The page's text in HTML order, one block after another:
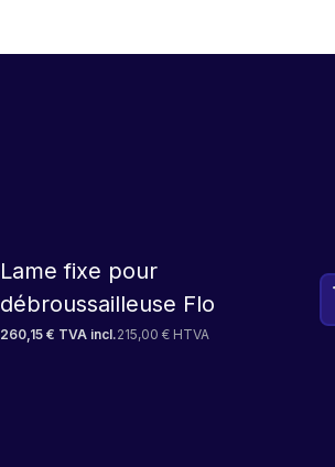
Lame fixe pour
débroussailleuse Flo
260,15 € TVA incl.215,00 € HTVA